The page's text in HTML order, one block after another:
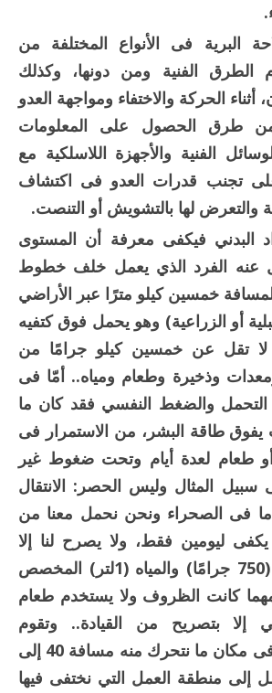
البرية فى الأنواع المختلفة من
الطرق الفنية ومن دونها، وكذلك
أثناء الحركة والاختفاء ومواجهة العدو
من طرق الحصول على المعلومات
الفنية والأجهزة اللاسلكية مع
تجنب قدرات العدو فى اكتشاف
والتعرض لها بالتشويش أو التنصت.
البدني فيكفى معرفة أن المستوى
عنه الفرد الذي يعمل خلف خطوط
خمسين كيلو مترًا عبر الأراضي
أو الزراعية) وهو يحمل فوق كتفيه
لا تقل عن خمسين كيلو جرامًا من
وذخيرة وطعام ومياه.. أمّا فى
والضغط النفسي فقد كان ما
يفوق طاقة البشر، من الاستمرار فى
طعام لعدة أيام وتحت ضغوط غير
المثال وليس الحصر: الانتقال
ما فى الصحراء ونحن نحمل معنا من
ليومين فقط، ولا يصرح لنا إلا
باستخدام الطعام (750 جرامًا) والمياه (1لتر) المخصص
كانت الظروف ولا يستخدم طعام
إلا بتصريح من القيادة.. وتقوم
الهليكوبتر بإبرارنا فى مكان ما نتحرك منه مسافة 40 إلى
إلى منطقة العمل التي نختفى فيها